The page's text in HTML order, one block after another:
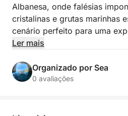
Albanesa, onde falésias
cristalinas e grutas marinhas
cenário perfeito para uma
verdadeiramente sublime.
e segue por um dos trechos
do país, revelando baías
Ler mais
Organizado por Sea
0 avaliações